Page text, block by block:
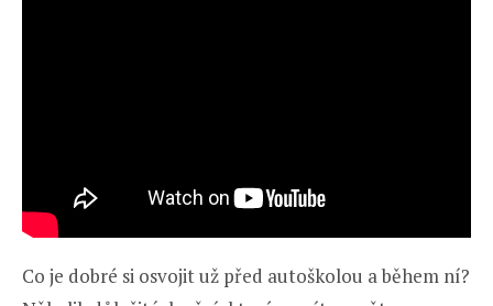
Co je dobré si osvojit už před autoškolou a během ní?